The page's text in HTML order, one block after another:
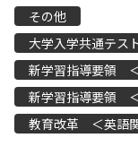
その他
大学入学共通テス
新学習指導要領
新学習指導要領
教育改革 ＜英語